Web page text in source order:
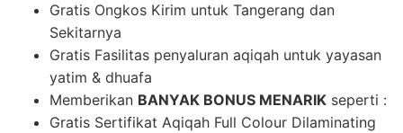
Gratis Ongkos Kirim untuk Tangerang dan
Sekitarnya
Gratis Fasilitas penyaluran aqiqah untuk yayasan
yatim & dhuafa
Memberikan BANYAK BONUS MENARIK seperti :
Gratis Sertifikat Aqiqah Full Colour Dilaminating